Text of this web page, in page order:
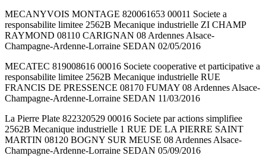
MECANYVOIS MONTAGE 820061653 00011 Societe a
responsabilite limitee 2562B Mecanique industrielle ZI CHAMP
RAYMOND 08110 CARIGNAN 08 Ardennes Alsace-
Champagne-Ardenne-Lorraine SEDAN 02/05/2016
MECATEC 819008616 00016 Societe cooperative et participative a
responsabilite limitee 2562B Mecanique industrielle RUE
FRANCIS DE PRESSENCE 08170 FUMAY 08 Ardennes Alsace-
Champagne-Ardenne-Lorraine SEDAN 11/03/2016
La Pierre Plate 822320529 00016 Societe par actions simplifiee
2562B Mecanique industrielle 1 RUE DE LA PIERRE SAINT
MARTIN 08120 BOGNY SUR MEUSE 08 Ardennes Alsace-
Champagne-Ardenne-Lorraine SEDAN 05/09/2016